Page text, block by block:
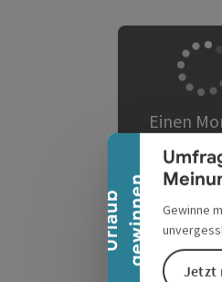
U
r
l
a
u
b
g
e
w
i
n
n
en
Banner einklappen
Gewinne
Jetzt
Einen
bitte … wir